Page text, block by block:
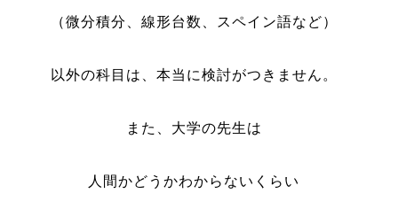
（微分積分、線形台数、スペイン語など）
以外の科目は、本当に検討がつきません。
また、大学の先生は
人間かどうかわからないくらい